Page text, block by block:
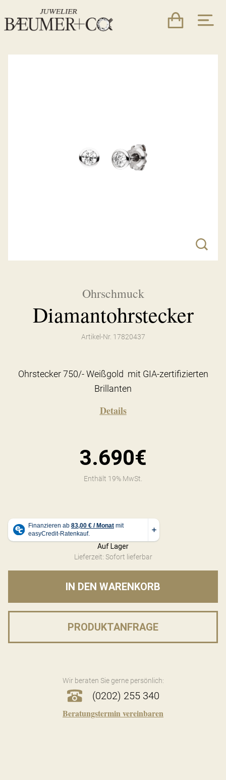
Ohrschmuck
Diamantohrstecker
Artikel-Nr. 17820437
Ohrstecker 750/- Weißgold mit GIA-zertifizierten
Brillanten
Details
3.690€
Enthält 19% MwSt.
Auf Lager
Lieferzeit: Sofort lieferbar
IN DEN WARENKORB
PRODUKTANFRAGE
Wir beraten Sie gerne persönlich:
(0202) 255 340
Beratungstermin vereinbaren